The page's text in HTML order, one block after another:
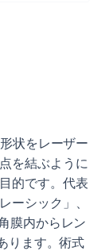
状をレーザー
を結ぶように
的です。代表
ーシック」、
膜内からレン
ります。術式